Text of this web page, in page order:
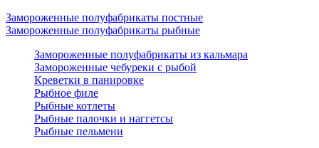
Замороженные полуфабрикаты постные
Замороженные полуфабрикаты рыбные
Замороженные полуфабрикаты из кальмара
Замороженные чебуреки с рыбой
Креветки в панировке
Рыбное филе
Рыбные котлеты
Рыбные палочки и наггетсы
Рыбные пельмени